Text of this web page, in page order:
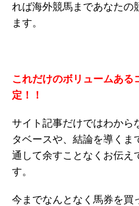
れば海外競馬まであなたの
ます。
これだけのボリュームある
定！！
サイト記事だけではわから
タベースや、結論を導くま
通して余すことなくお伝え
す。
今までなんとなく馬券を買